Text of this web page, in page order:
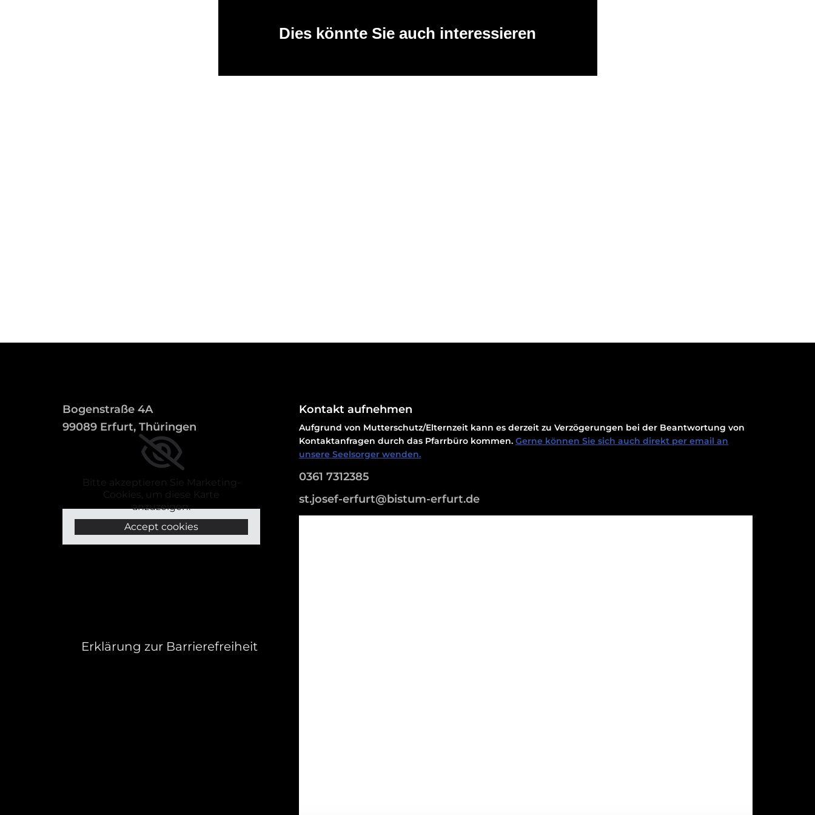
Dies könnte Sie auch interessieren
Bogenstraße 4A
99089 Erfurt, Thüringen
Bitte akzeptieren Sie Marketing-
Cookies, um diese Karte
anzuzeigen.
Accept cookies
Erklärung zur Barrierefreiheit
Kontakt aufnehmen
Aufgrund von Mutterschutz/Elternzeit kann es derzeit zu Verzögerungen bei der Beantwortung von
Kontaktanfragen durch das Pfarrbüro kommen. Gerne können Sie sich auch direkt per email an
unsere Seelsorger wenden.
0361 7312385
st.josef-erfurt@bistum-erfurt.de